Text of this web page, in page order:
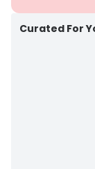
Curated For